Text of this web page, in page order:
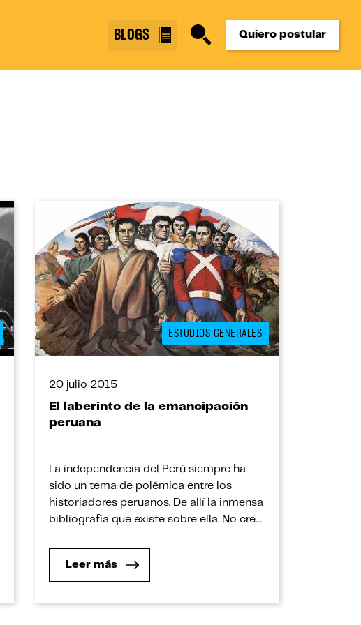
BLOGS Quiero postular
ESTUDIOS GENERALES
20 julio 2015
El laberinto de la emancipación
peruana
La independencia del Perú siempre ha
sido un tema de polémica entre los
historiadores peruanos. De allí la inmensa
bibliografía que existe sobre ella. No creo
inmensa cantidad de escritos que se ha
Alberto Flores Galindo […]
Leer más